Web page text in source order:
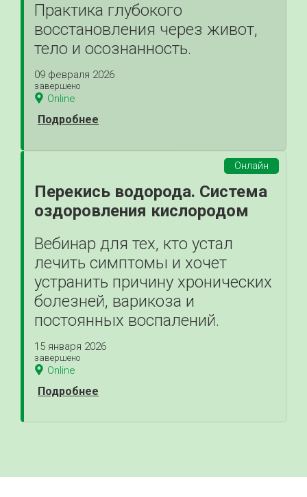
Практика глубокого
восстановления через живот,
тело и осознанность.
09 февраля 2026
завершено
Online
Подробнее
Перекись водорода. Система
оздоровления кислородом
Вебинар для тех, кто устал
лечить симптомы и хочет
устранить причину хронических
болезней, варикоза и
постоянных воспалений.
15 января 2026
завершено
Online
Подробнее
Онлайн